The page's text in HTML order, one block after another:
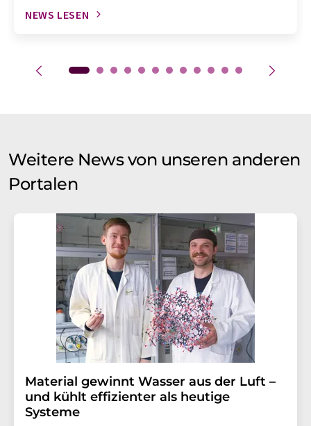
NEWS LESEN
Weitere News von unseren anderen
Portalen
Material gewinnt Wasser aus der Luft –
und kühlt effizienter als heutige
Systeme